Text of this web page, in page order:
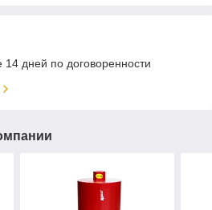
14 дней по договоренности